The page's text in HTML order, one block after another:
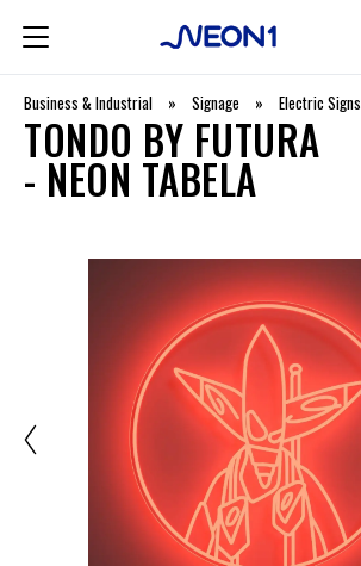
Business & Industrial » Signage » Electric Signs
TONDO BY FUTURA
- NEON TABELA